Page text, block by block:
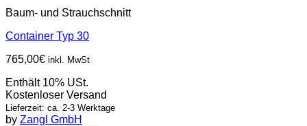
Baum- und Strauchschnitt
Container Typ 30
765,00€ inkl. MwSt
Enthält 10% USt.
Kostenloser Versand
Lieferzeit: ca. 2-3 Werktage
by Zangl GmbH